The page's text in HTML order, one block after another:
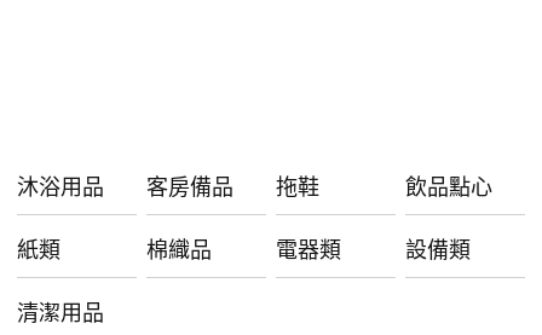
沐浴用品 客房備品 拖鞋 飲品點心
紙類 棉織品 電器類 設備類
清潔用品